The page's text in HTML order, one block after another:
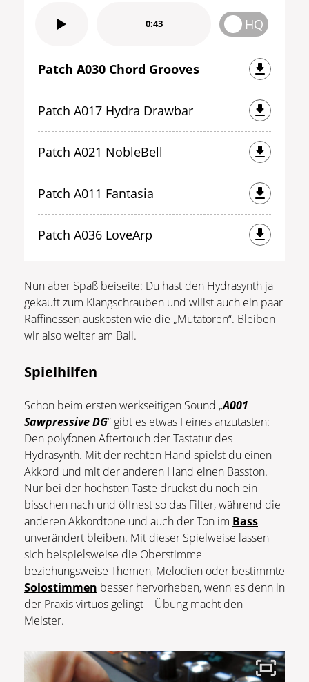
0:43 HQ
Patch A030 Chord Grooves
Patch A017 Hydra Drawbar
Patch A021 NobleBell
Patch A011 Fantasia
Patch A036 LoveArp
Nun aber Spaß beiseite: Du hast den Hydrasynth ja
gekauft zum Klangschrauben und willst auch ein paar
Raffinessen auskosten wie die „Mutatoren“. Bleiben
wir also weiter am Ball.
Spielhilfen
Schon beim ersten werkseitigen Sound „A001
Sawpressive DG“ gibt es etwas Feines anzutasten:
Den polyfonen Aftertouch der Tastatur des
Hydrasynth. Mit der rechten Hand spielst du einen
Akkord und mit der anderen Hand einen Basston.
Nur bei der höchsten Taste drückst du noch ein
bisschen nach und öffnest so das Filter, während die
anderen Akkordtöne und auch der Ton im Bass
unverändert bleiben. Mit dieser Spielweise lassen
sich beispielsweise die Oberstimme
beziehungsweise Themen, Melodien oder bestimmte
Solostimmen besser hervorheben, wenn es denn in
der Praxis virtuos gelingt – Übung macht den
Meister.